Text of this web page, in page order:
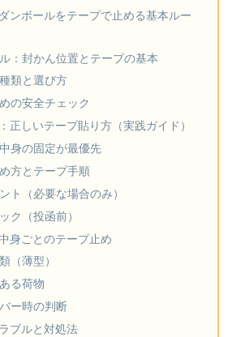
ンボールをテープで止める基本ルー
：封かん位置とテープの基本
類と選び方
の安全チェック
正しいテープ貼り方（実践ガイド）
身の固定が最優先
方とテープ手順
ト（必要な場合のみ）
ク（投函前）
身ごとのテープ止め
（薄型）
る荷物
ー時の判断
ブルと対処法